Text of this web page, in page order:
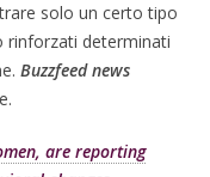
solo un certo tipo
rinforzati determinati
Buzzfeed news
are reporting